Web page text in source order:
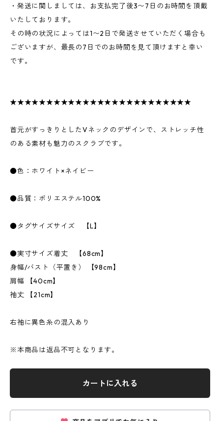
・発送に関しましては、お支払完了後3〜7日のお時間を頂戴
いたしております。
その時の状況によっては1〜2日で発送させていただく場合も
ございますが、最長の7日でのお時間を見て頂けますと幸い
です。
★★★★★★★★★★★★★★★★★★★★★★★★★
首元がすっきりとしたVネックのデザインで、ストレッチ性
のある素材も魅力のスクラブです。
●色：ホワイト×ネイビー
●品質：ポリエステル100%
●タグサイズサイズ 【L】
●実寸サイズ着丈 【68cm】
身幅/バスト（平置き） 【98cm】
肩幅 【40cm】
袖丈 【21cm】
右袖に異色糸の混入あり
※本商品は返品不可となります。
カートに入れる